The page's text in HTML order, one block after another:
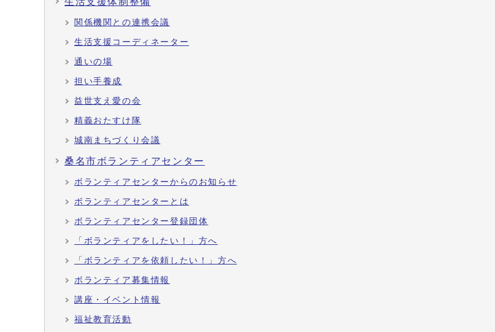
関係機関との連携会議
生活支援コーディネーター
通いの場
担い手養成
益世支え愛の会
精義おたすけ隊
城南まちづくり会議
桑名市ボランティアセンター
ボランティアセンターからのお知らせ
ボランティアセンターとは
ボランティアセンター登録団体
「ボランティアをしたい！」方へ
「ボランティアを依頼したい！」方へ
ボランティア募集情報
講座・イベント情報
福祉教育活動